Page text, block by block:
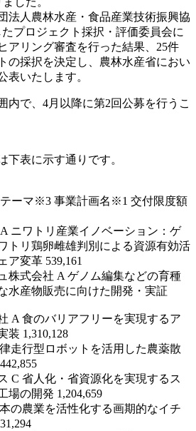
法人農林水産・食品産業技術振興協
プロジェクト採択・評価委員会に
アリング審査を行った結果、25件
の採択を決定し、農林水産省におい
表いたします。
内で、4月以降に第2回公募を行うこ
下表に示す通りです。
テーマ※3 事業計画名※1 交付限度額
ニワトリ産業イノベーション：ゲ
トリ鶏卵雌雄判別による資源有効活
ア変革 539,161
株式会社 A ゲノム編集などの育種
水産物販売に向けた開発・実証
A 食のバリアフリーを実現するア
装 1,310,128
走行型ロボットを活用した農薬散
C 省人化・省資源化を実現するス
場の開発 1,204,659
の農業を活性化する画期的なイチ